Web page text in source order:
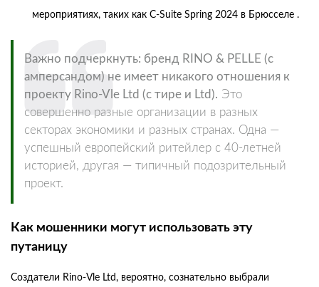
мероприятиях, таких как C-Suite Spring 2024 в Брюсселе .
Важно подчеркнуть: бренд RINO & PELLE (с
амперсандом) не имеет никакого отношения к
проекту Rino-Vle Ltd (с тире и Ltd). Это
совершенно разные организации в разных
секторах экономики и разных странах. Одна —
успешный европейский ритейлер с 40-летней
историей, другая — типичный подозрительный
проект.
Как мошенники могут использовать эту
путаницу
Создатели Rino-Vle Ltd, вероятно, сознательно выбрали